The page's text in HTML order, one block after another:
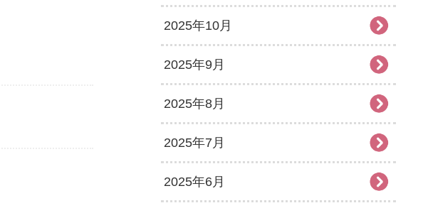
2025年10月
2025年9月
2025年8月
2025年7月
2025年6月